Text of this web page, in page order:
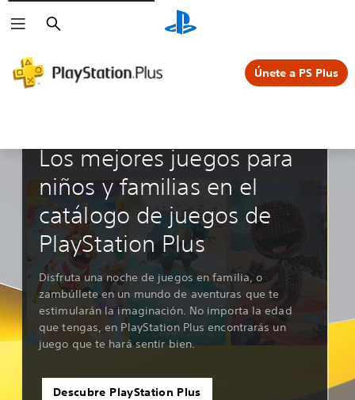
Buscar
Únete a PS Plus
Los mejores juegos para
niños y familias en el
catálogo de juegos de
PlayStation Plus
Disfruta una noche de juegos en familia, o
zambúllete en un mundo de aventuras que te
estimularán la imaginación. No importa la edad
que tengas, en PlayStation Plus encontrarás un
juego que te hará sentir bien.
Descubre PlayStation Plus